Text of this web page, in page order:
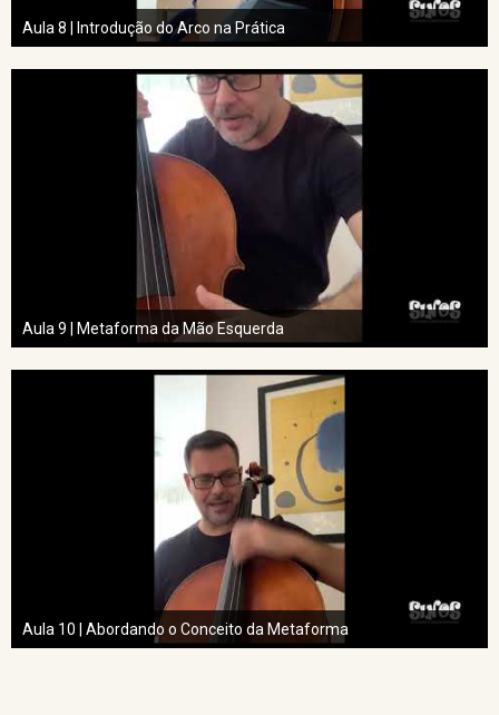
Aula 8 | Introdução do Arco na Prática
Aula 9 | Metaforma da Mão Esquerda
Aula 10 | Abordando o Conceito da Metaforma